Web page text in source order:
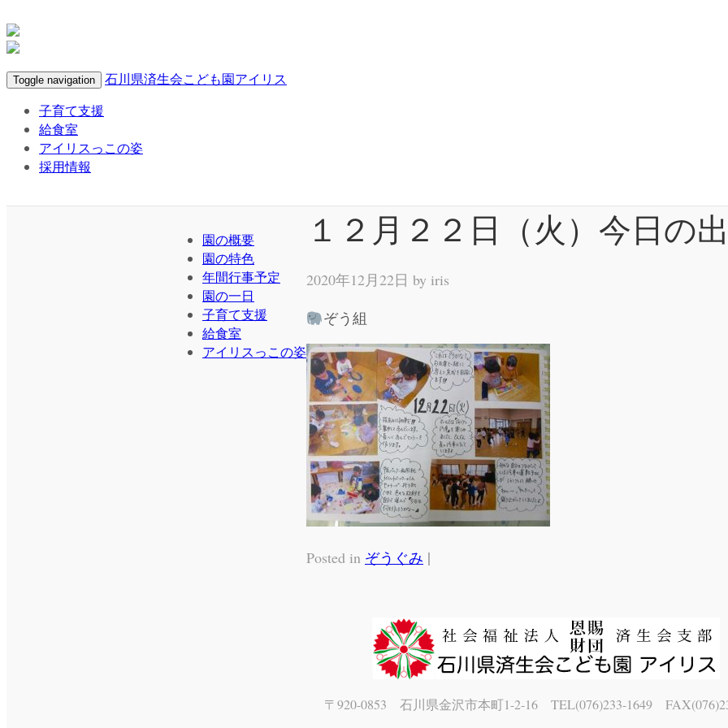
Toggle navigation
石川県済生会こども園アイリス
子育て支援
給食室
アイリスっこの姿
採用情報
１２月２２日（火）今日の
2020年12月22日 by iris
ぞう組
Posted in ぞうぐみ |
園の概要
園の特色
年間行事予定
園の一日
子育て支援
給食室
アイリスっこの姿
〒920-0853 石川県金沢市本町1-2-16 TEL(076)233-1649